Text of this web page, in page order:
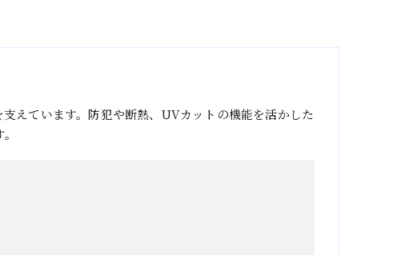
えています。防犯や断熱、UVカットの機能を活かした